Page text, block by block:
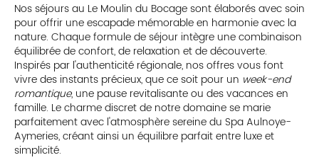
Nos séjours au Le Moulin du Bocage sont élaborés avec soin
pour offrir une escapade mémorable en harmonie avec la
nature. Chaque formule de séjour intègre une combinaison
équilibrée de confort, de relaxation et de découverte.
Inspirés par l'authenticité régionale, nos offres vous font
vivre des instants précieux, que ce soit pour un week-end
romantique, une pause revitalisante ou des vacances en
famille. Le charme discret de notre domaine se marie
parfaitement avec l'atmosphère sereine du Spa Aulnoye-
Aymeries, créant ainsi un équilibre parfait entre luxe et
simplicité.